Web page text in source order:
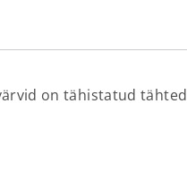
on tähistatud